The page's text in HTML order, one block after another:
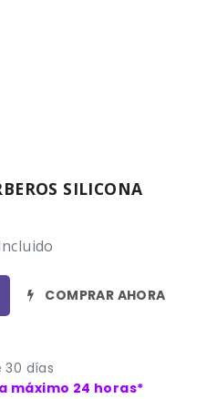
SILICONA
COMPRAR AHORA
días
máximo 24 horas*